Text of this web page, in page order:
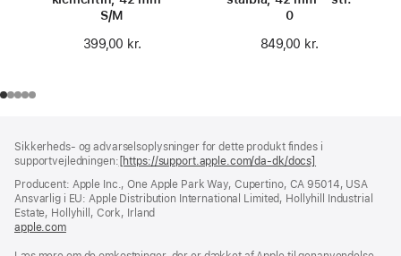
S/M
399,00 kr.
0
849,00 kr.
Sikkerheds- og advarselsoplysninger for dette produkt findes i
supportvejledningen: [https://support.apple.com/da-dk/docs]
et
nyt
Producent: Apple Inc., One Apple Park Way, Cupertino, CA 95014, USA
Ansvarlig i EU: Apple Distribution International Limited, Hollyhill Industrial
Estate, Hollyhill, Cork, Irland
apple.com(åbner